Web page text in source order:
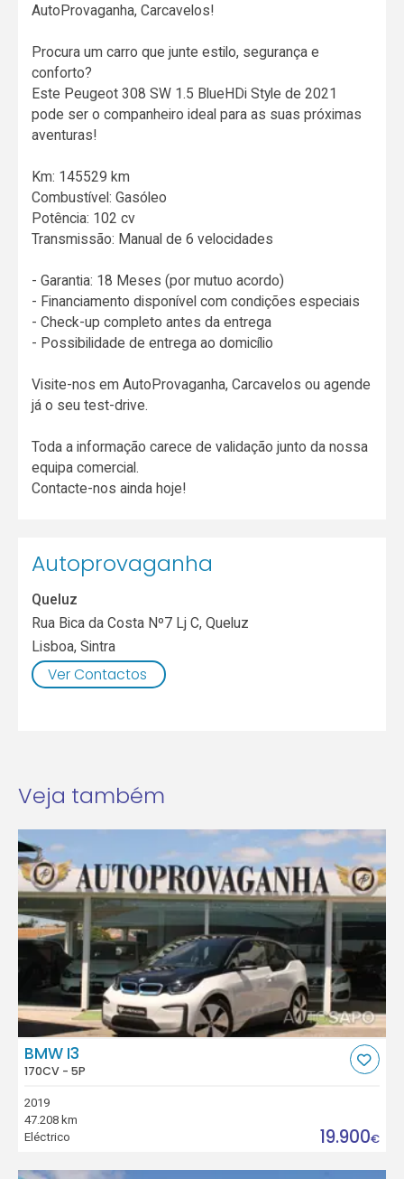
AutoProvaganha, Carcavelos!
Procura um carro que junte estilo, segurança e
conforto?
Este Peugeot 308 SW 1.5 BlueHDi Style de 2021
pode ser o companheiro ideal para as suas próximas
aventuras!
Km: 145529 km
Combustível: Gasóleo
Potência: 102 cv
Transmissão: Manual de 6 velocidades
- Garantia: 18 Meses (por mutuo acordo)
- Financiamento disponível com condições especiais
- Check-up completo antes da entrega
- Possibilidade de entrega ao domicílio
Visite-nos em AutoProvaganha, Carcavelos ou agende
já o seu test-drive.
Toda a informação carece de validação junto da nossa
equipa comercial.
Contacte-nos ainda hoje!
Autoprovaganha
Queluz
Rua Bica da Costa Nº7 Lj C, Queluz
Lisboa,Sintra
Ver Contactos
Veja também
BMW I3
170CV - 5P
2019
47.208 km
Eléctrico
19.900€